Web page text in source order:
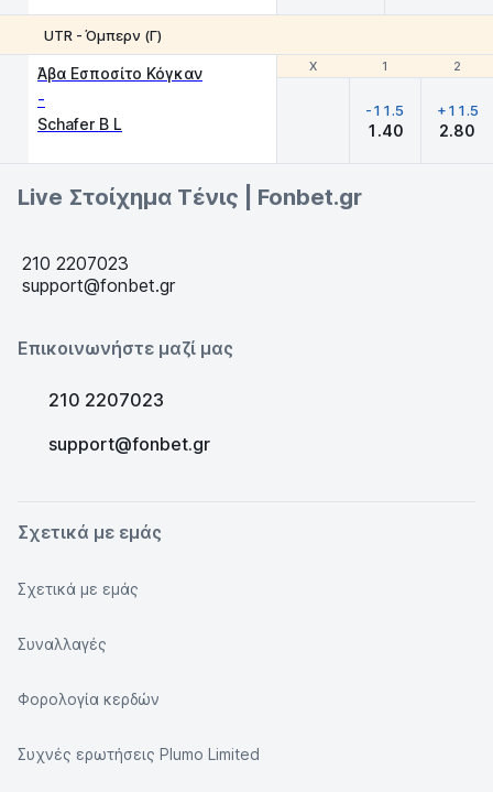
UTR - Όμπερν (Γ)
Χ 1 2
Άβα Εσποσίτο Κόγκαν
-
Schafer B L
Χ 1 2
-11.5
1.40
+11.5
2.80
Live Στοίχημα Τένις | Fonbet.gr
210 2207023
support@fonbet.gr
Επικοινωνήστε μαζί μας
210 2207023
support@fonbet.gr
Σχετικά με εμάς
Σχετικά με εμάς
Συναλλαγές
Φορολογία κερδών
Συχνές ερωτήσεις Plumo Limited